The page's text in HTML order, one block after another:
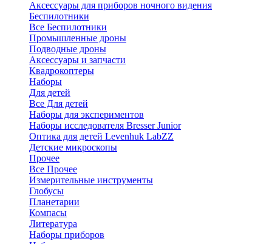
Аксессуары для приборов ночного видения
Беспилотники
Все Беспилотники
Промышленные дроны
Подводные дроны
Аксессуары и запчасти
Квадрокоптеры
Наборы
Для детей
Все Для детей
Наборы для экспериментов
Наборы исследователя Bresser Junior
Оптика для детей Levenhuk LabZZ
Детские микроскопы
Прочее
Все Прочее
Измерительные инструменты
Глобусы
Планетарии
Компасы
Литература
Наборы приборов